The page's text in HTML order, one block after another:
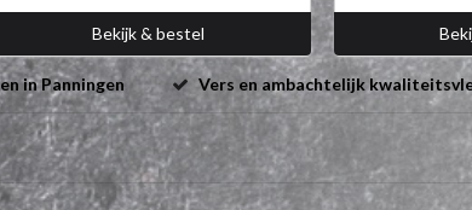
Bekijk & bestel
in Panningen Vers en ambachtelijk